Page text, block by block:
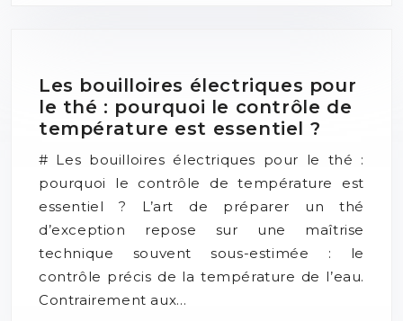
Les bouilloires électriques pour
le thé : pourquoi le contrôle de
température est essentiel ?
# Les bouilloires électriques pour le thé :
pourquoi le contrôle de température est
essentiel ? L’art de préparer un thé
d’exception repose sur une maîtrise
technique souvent sous-estimée : le
contrôle précis de la température de l’eau.
Contrairement aux…